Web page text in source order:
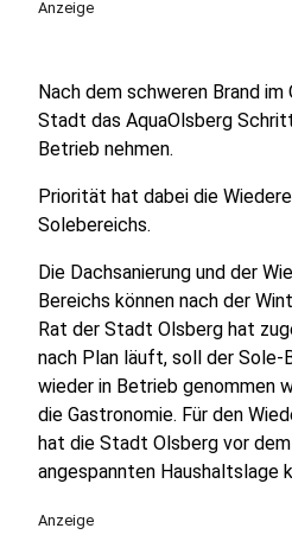
Anzeige
Nach dem schweren Brand
Stadt das AquaOlsberg
Betrieb nehmen.
Priorität hat dabei die
Solebereichs.
Die Dachsanierung und der
Bereichs können nach der
Rat der Stadt Olsberg hat
nach Plan läuft, soll der Sole-
wieder in Betrieb genommen
die Gastronomie. Für den
hat die Stadt Olsberg vor
angespannten Haushaltslage
Anzeige